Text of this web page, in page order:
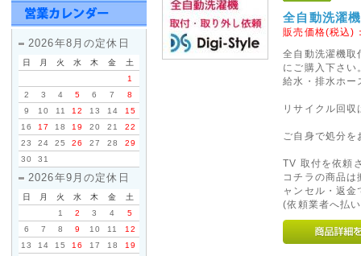
2026年8月の定休日
日 月 火 水 木 金
土
1
2
3 4 5 6 7
8
9
10 11 12 13 14
15
16
17 18 19 20 21
22
23
24 25 26 27 28
29
30
31
2026年9月の定休日
日 月 火 水 木 金
土
1
2 3 4
5
6
7 8 9 10 11
12
13
14 15 16 17 18
19
店休日
11/17(土)は店休日とさせていた
発送も行っておりませんのであ
台風の影響により集荷、配
ご利用のお客様にはご迷惑
文を頂きます様お願い申し
<重要>hotmail
《hotmail au(ezweb.jp) gmail
全自動洗濯
販売価格(税込)
全自動洗濯機取
にご購入下さい
給水・排水ホー
リサイクル回
ご自身で処分を
TV 取付を依頼
コチラの商品
ャンセル・返
(依頼業者へ払